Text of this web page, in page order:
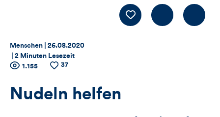
LIKE Kommentieren
Thema:
Menschen | Datum:
26.08.2020
2 Minuten Lesezeit
Zähler
für
Anzahl
Views
1.155
Anzahl
Likes
37
Nudeln helfen